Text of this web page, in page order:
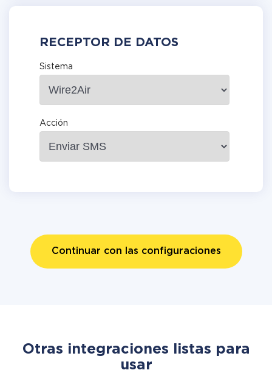
RECEPTOR DE DATOS
Sistema
Acción
Continuar con las configuraciones
Otras integraciones listas para
usar